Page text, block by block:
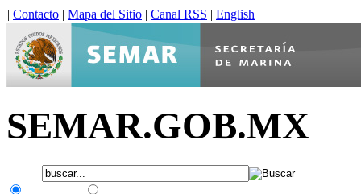
| Contacto | Mapa del Sitio | Canal RSS | English |
SEMAR.GOB.MX